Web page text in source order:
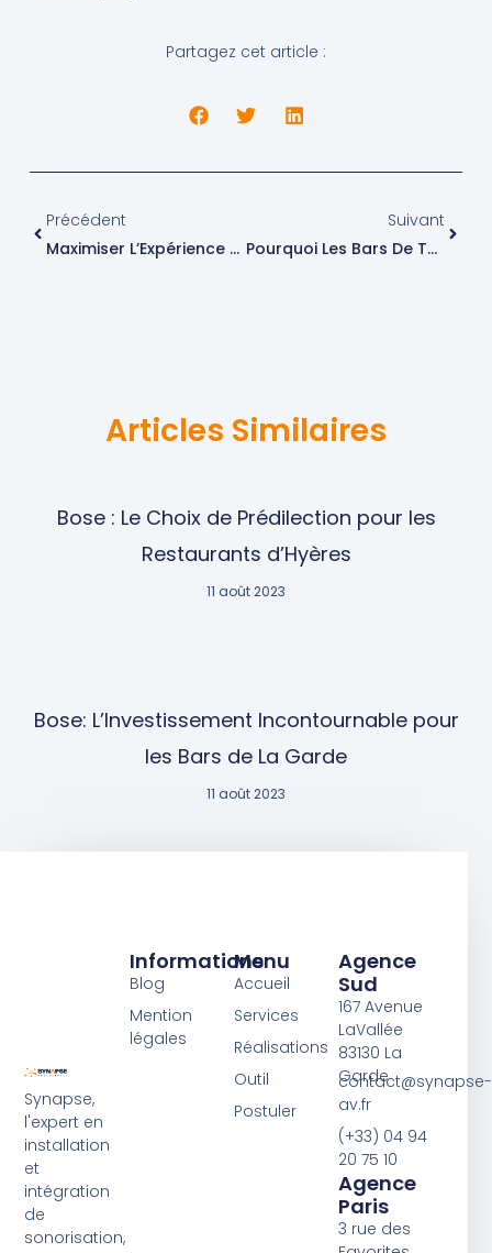
Partagez cet article :
Précédent
Maximiser L’Expérience Client : Comment Choisir Et Installer Un Écran Dans Votre Bar À Toulon
Suivant
Pourquoi Les Bars De Toulon Optent Pour Bose: Le Guide Complet
Articles Similaires
Bose : Le Choix de Prédilection pour les
Restaurants d’Hyères
11 août 2023
Bose: L’Investissement Incontournable pour
les Bars de La Garde
11 août 2023
Synapse,
l'expert en
installation
et
intégration
de
sonorisation,
Menu
Accueil
Services
Réalisations
Outil
Postuler
Informations
Blog
Mention
légales
Agence
Sud
167 Avenue
LaVallée
83130 La
Garde
contact@synapse-
av.fr
(+33) 04 94
20 75 10
Agence
Paris
3 rue des